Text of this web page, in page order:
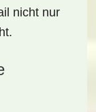
nicht nur